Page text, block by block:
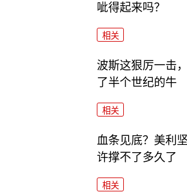
呲得起来吗？
相关
波斯这狠厉一击
了半个世纪的牛
相关
血条见底？美利
许撑不了多久了
相关